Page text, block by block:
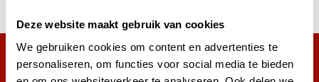
Deze website maakt gebruik van cookies
We gebruiken cookies om content en advertenties te
personaliseren, om functies voor social media te bieden
Mehr als 38.000 Kunden haben sich bereits